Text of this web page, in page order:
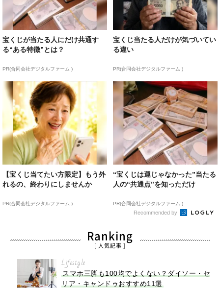
宝くじが当たる人にだけ共通す
る“ある特徴”とは？
PR(合同会社デジタルファーム )
宝くじ当たる人だけが気づいてい
る違い
PR(合同会社デジタルファーム )
【宝くじ当てたい方限定】もう外
れるの、終わりにしませんか
PR(合同会社デジタルファーム )
“宝くじは運じゃなかった”当たる
人の“共通点”を知っただけ
PR(合同会社デジタルファーム )
Recommended by
Ranking
[ 人気記事 ]
Lifestyle
スマホ三脚も100均でよくない？ダイソー・セ
リア・キャンドゥおすすめ11選